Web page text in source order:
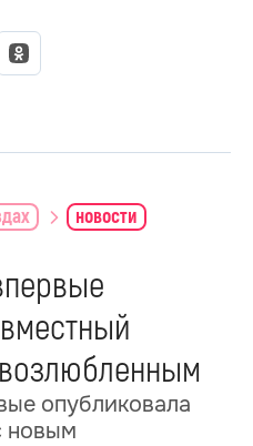
новости
опубликовала
новым